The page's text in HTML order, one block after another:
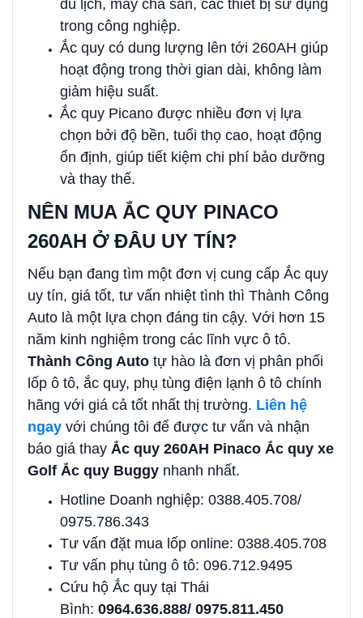
du lịch, máy chà sàn, các thiết bị sử dụng
trong công nghiệp.
Ắc quy có dung lượng lên tới 260AH giúp
hoạt động trong thời gian dài, không làm
giảm hiệu suất.
Ắc quy Picano được nhiều đơn vị lựa
chọn bởi độ bền, tuổi thọ cao, hoạt động
ổn định, giúp tiết kiệm chi phí bảo dưỡng
và thay thế.
NÊN MUA ẮC QUY PINACO
260AH Ở ĐÂU UY TÍN?
Nếu bạn đang tìm một đơn vị cung cấp Ắc quy
uy tín, giá tốt, tư vấn nhiệt tình thì Thành Công
Auto là một lựa chọn đáng tin cậy. Với hơn 15
năm kinh nghiệm trong các lĩnh vực ô tô.
Thành Công Auto tự hào là đơn vị phân phối
lốp ô tô, ắc quy, phụ tùng điện lạnh ô tô chính
hãng với giá cả tốt nhất thị trường. Liên hệ
ngay với chúng tôi để được tư vấn và nhận
báo giá thay Ắc quy 260AH Pinaco Ắc quy xe
Golf Ắc quy Buggy nhanh nhất.
Hotline Doanh nghiệp: 0388.405.708/
0975.786.343
Tư vấn đặt mua lốp online: 0388.405.708
Tư vấn phụ tùng ô tô: 096.712.9495
Cứu hộ Ắc quy tại Thái
Bình: 0964.636.888/ 0975.811.450